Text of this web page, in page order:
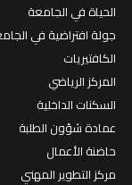
الحياة في الجامعة
جولة افتراضية في
الكافتيريات
المركز الرياضي
السكنات الداخلية
عمادة شؤون الطلبة
حاضنة الأعمال
مركز التطوير المهني